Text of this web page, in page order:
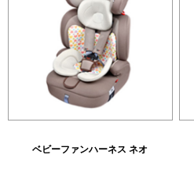
ベビーファンハーネス ネオ